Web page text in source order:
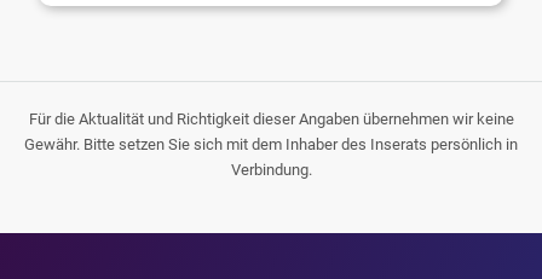
Für die Aktualität und Richtigkeit dieser Angaben übernehmen wir keine
Gewähr. Bitte setzen Sie sich mit dem Inhaber des Inserats persönlich in
Verbindung.